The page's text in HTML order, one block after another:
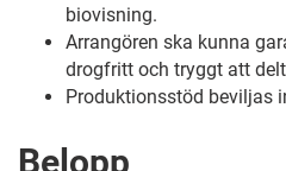
biovisning.
Arrangören ska kunna
drogfritt och tryggt att
Produktionsstöd beviljas
Belopp